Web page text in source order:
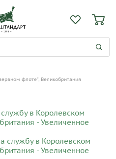
флоте", Великобритания